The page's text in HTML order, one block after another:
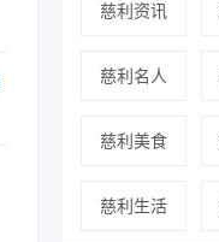
慈利资讯
慈利名人
慈利美食
慈利生活